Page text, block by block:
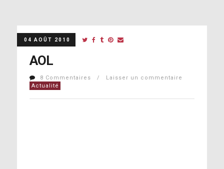
04 AOÛT 2010
AOL
8 Commentaires / Laisser un commentaire
Actualité